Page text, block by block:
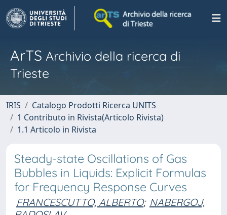
ArTS Archivio della ricerca di
Trieste
IRIS
Catalogo Prodotti Ricerca UNITS
1 Contributo in Rivista(Articolo Rivista)
1.1 Articolo in Rivista
Steady-state Oscillations of Gas
Bubbles in Liquids: Explicit Formulas
for Frequency Response Curves
FRANCESCUTTO, ALBERTO; NABERGOJ,